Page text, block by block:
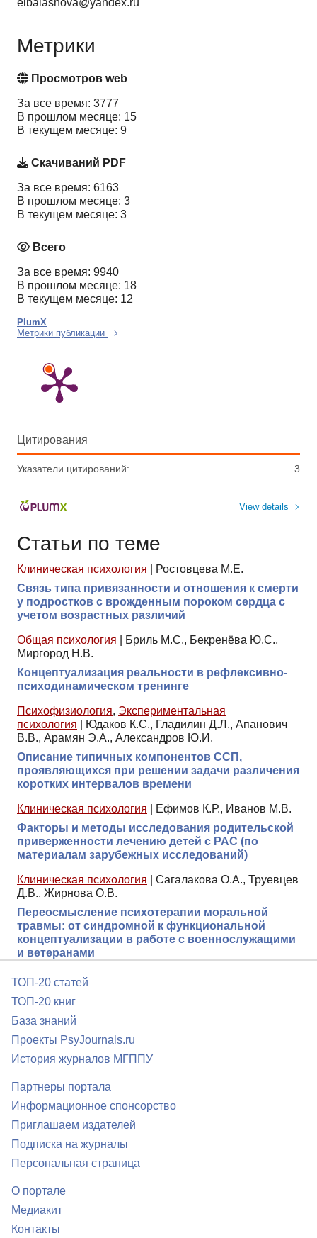
elbalashova@yandex.ru
Метрики
Просмотров web
За все время: 3777
В прошлом месяце: 15
В текущем месяце: 9
Скачиваний PDF
За все время: 6163
В прошлом месяце: 3
В текущем месяце: 3
Всего
За все время: 9940
В прошлом месяце: 18
В текущем месяце: 12
PlumX
Метрики публикации
Цитирования
Указатели цитирований: 3
View details
Статьи по теме
Клиническая психология
Ростовцева М.Е.
Связь типа привязанности и отношения к смерти
у подростков с врожденным пороком сердца с
учетом возрастных различий
Общая психология
Бриль М.С., Бекренёва Ю.С.,
Миргород Н.В.
Концептуализация реальности в рефлексивно-
психодинамическом тренинге
Психофизиология, Экспериментальная
психология
Юдаков К.С., Гладилин Д.Л., Апанович
В.В., Арамян Э.А., Александров Ю.И.
Описание типичных компонентов ССП,
проявляющихся при решении задачи различения
коротких интервалов времени
Клиническая психология
Ефимов К.Р., Иванов М.В.
Факторы и методы исследования родительской
приверженности лечению детей с РАС (по
материалам зарубежных исследований)
Клиническая психология
Сагалакова О.А., Труевцев
Д.В., Жирнова О.В.
Переосмысление психотерапии моральной
травмы: от синдромной к функциональной
концептуализации в работе с военнослужащими
и ветеранами
ТОП-20 статей
ТОП-20 книг
База знаний
Проекты PsyJournals.ru
История журналов МГППУ
Партнеры портала
Информационное спонсорство
Приглашаем издателей
Подписка на журналы
Персональная страница
О портале
Медиакит
Контакты